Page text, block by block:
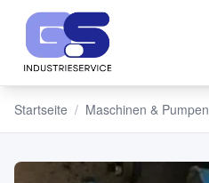
Startseite / Maschinen & Pumpen